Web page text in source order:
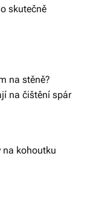
skutečně
na stěně?
na čištění spár
na kohoutku